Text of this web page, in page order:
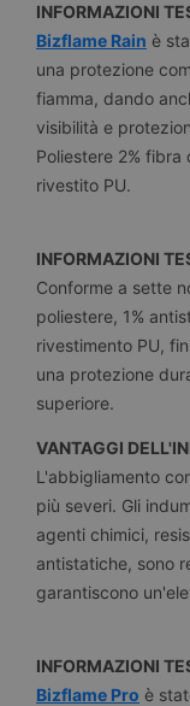
INFORMAZIONI
Bizflame Rain è
una protezione
fiamma, dando
visibilità e
Poliestere 2%
rivestito PU.
INFORMAZIONI
Conforme a sette
poliestere, 1%
rivestimento PU,
una protezione
superiore.
VANTAGGI
L'abbigliamento
più severi. Gli
agenti chimici,
antistatiche, sono
garantiscono
INFORMAZIONI
Bizflame Pro è